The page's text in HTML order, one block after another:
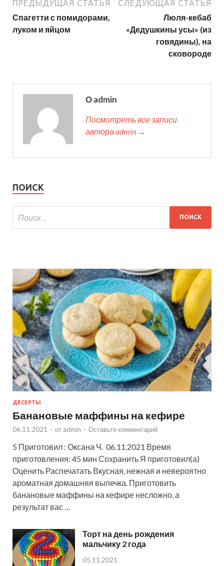
ПРЕДЫДУЩАЯ СТАТЬЯ
Спагетти с помидорами,
луком и яйцом
СЛЕДУЮЩАЯ СТАТЬЯ
Люля-кебаб
«Дедушкины усы» (из
говядины), на
сковороде
О admin
Посмотреть все записи
автора admin →
ПОИСК
ДЕСЕРТЫ
Банановые маффины на кефире
06.11.2021 - от admin - Оставьте комментарий
5 Приготовил : Оксана Ч. 06.11.2021 Время
приготовления: 45 мин Сохранить Я приготовил(а)
Оценить Распечатать Вкусная, нежная и невероятно
ароматная домашняя выпечка. Приготовить
банановые маффины на кефире несложно, а
результат вас …
Торт на день рождения
мальчику 2 года
05.11.2021